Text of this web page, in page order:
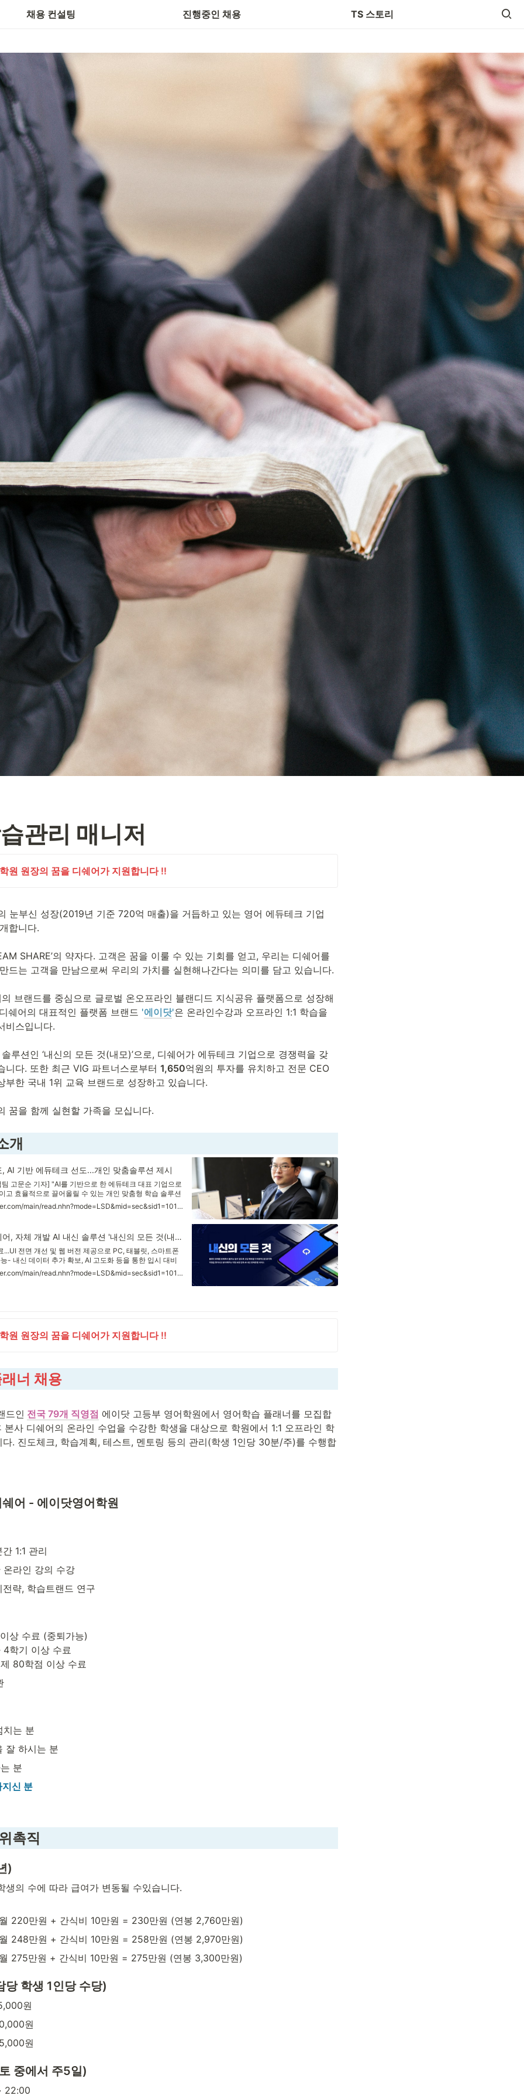
채용 컨설팅 진행중인 채용 TS 스토리
스타트업 채용지원 이력서 양식 다운로드 팀원을 모십니다
관리 매니저
원 원장의 꿈을 디쉐어가 지원합니다 !!
합니다.
SHARE’의 약자다. 고객은 꿈을 이룰 수 있는 기회를 얻고, 우리는 디쉐어를
드는 고객을 만남으로써 우리의 가치를 실현해나간다는 의미를 담고 있습니다.
브랜드를 중심으로 글로벌 온오프라인 블랜디드 지식공유 플랫폼으로 성장해
쉐어의 대표적인 플랫폼 브랜드 '에이닷'은 온라인수강과 오프라인 1:1 학습을
비스입니다.
루션인 ‘내신의 모든 것(내모)’으로, 디쉐어가 에듀테크 기업으로 경쟁력을 갖
니다. 또한 최근 VIG 파트너스로부터 1,650억원의 투자를 유치하고 전문 CEO
부한 국내 1위 교육 브랜드로 성장하고 있습니다.
꿈을 함께 실현할 가족을 모십니다.
개
AI 기반 에듀테크 선도...개인 맞춤솔루션 제시
고문순 기자] "AI를 기반으로 한 에듀테크 대표 기업으로
고 효율적으로 끌어올릴 수 있는 개인 맞춤형 학습 솔루션
습니다." 디쉐어 정재민 대표의 말이다. 에듀테크를 표방
개념 학습 시스템인 '온·오프라인 블렌디드 러닝'을 토대
https://news.naver.com/main/read.nhn?mode=LSD&mid=sec&sid1=101&oid=008&aid=0004569421
에듀테크 기업 디쉐어, 자체 개발 AI 내신 솔루션 '내신의 모든 것(내모)' 1.5 버전 출시
...UI 전면 개선 및 웹 버전 제공으로 PC, 태블릿, 스마트폰
- 내신 데이터 추가 확보, AI 고도화 등을 통한 입시 대비
장 목표 [서울경제] 인공지능(AI) 기반 서비스 확대와 에
성장 포부를 밝힌 디쉐어가 그 첫 발걸음으로 자체 AI 솔
https://news.naver.com/main/read.nhn?mode=LSD&mid=sec&sid1=101&oid=011&aid=0003873022
원 원장의 꿈을 디쉐어가 지원합니다 !!
너 채용
드인 전국 79개 직영점 에이닷 고등부 영어학원에서 영어학습 플래너를 모집합
본사 디쉐어의 온라인 수업을 수강한 학생을 대상으로 학원에서 1:1 오프라인 학
. 진도체크, 학습계획, 테스트, 멘토링 등의 관리(학생 1인당 30분/주)를 수행합
어 - 에이닷영어학원
1:1 관리
온라인 강의 수강
략, 학습트랜드 연구
상 수료 (중퇴가능)
학기 이상 수료
80학점 이상 수료
치는 분
잘 하시는 분
분
신 분
촉직
)
생의 수에 따라 급여가 변동될 수있습니다.
220만원 + 간식비 10만원 = 230만원 (연봉 2,760만원)
248만원 + 간식비 10만원 = 258만원 (연봉 2,970만원)
275만원 + 간식비 10만원 = 275만원 (연봉 3,300만원)
학생 1인당 수당)
원
원
원
중에서 주5일)
22:00